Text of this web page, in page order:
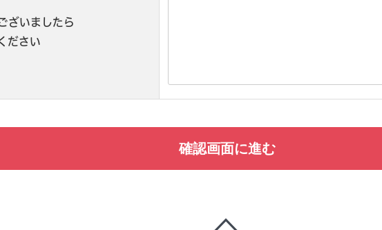
ざいましたら
ださい